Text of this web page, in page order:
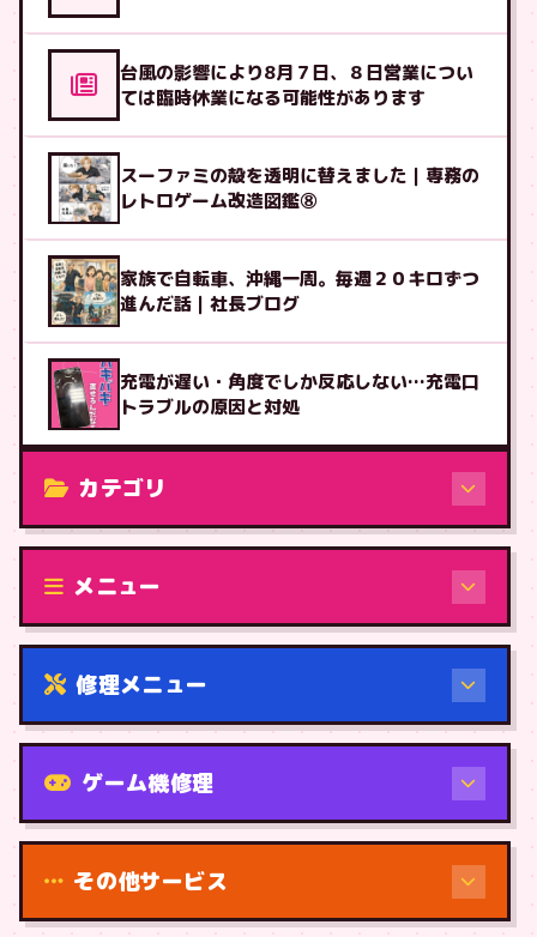
台風の影響により8月７日、８日営業につい
ては臨時休業になる可能性があります
スーファミの殻を透明に替えました｜専務の
レトロゲーム改造図鑑⑧
家族で自転車、沖縄一周。毎週２０キロずつ
進んだ話｜社長ブログ
充電が遅い・角度でしか反応しない…充電口
トラブルの原因と対処
カテゴリ
修理（機種から）
メニュー
修理メニュー
機種から
ゲーム機修理
その他サービス